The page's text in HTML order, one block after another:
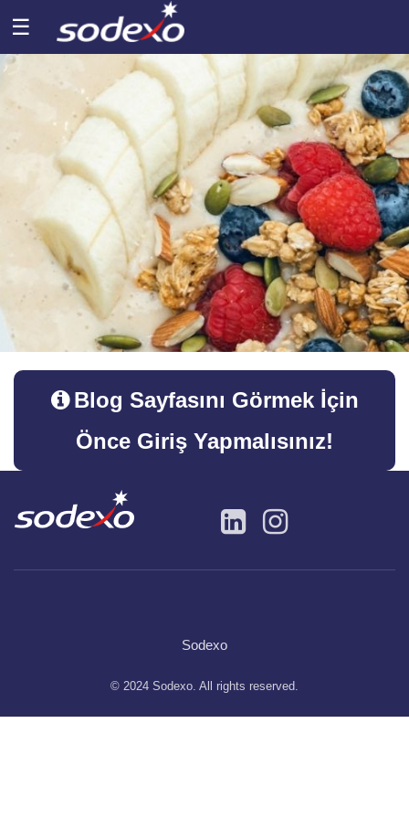
☰
Blog Sayfasını Görmek İçin
Önce Giriş Yapmalısınız!
Sodexo
© 2024 Sodexo. All rights reserved.